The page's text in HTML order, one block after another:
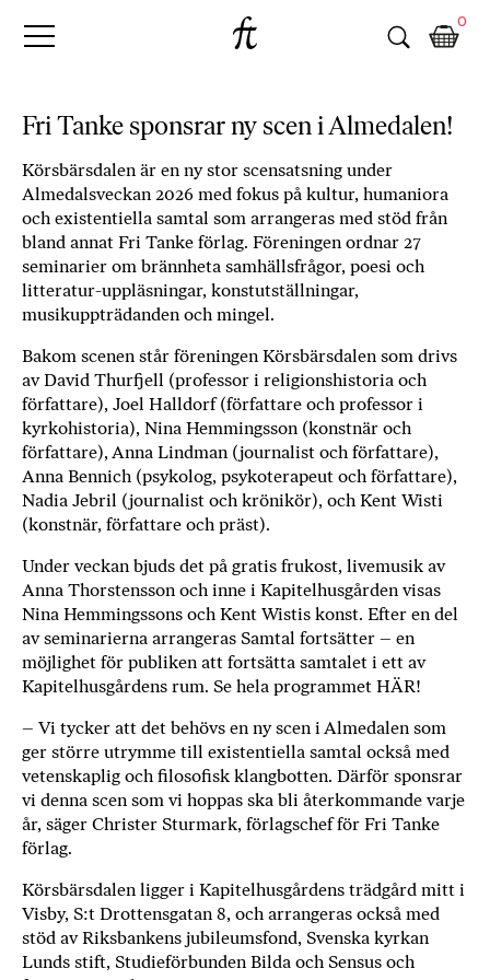
Fri
B
o
n
d
e
l
p
å
n
ä
e
t
,
k
ö
p
b
c
k
e
r
o
n
i
n
h
F
r
i
T
0
Fri Tanke sponsrar ny scen i Almedalen!
Körsbärsdalen är en ny stor scensatsning under
Almedalsveckan 2026 med fokus på kultur, humaniora
och existentiella samtal som arrangeras med stöd från
bland annat Fri Tanke förlag. Föreningen ordnar 27
seminarier om brännheta samhällsfrågor, poesi och
litteratur-uppläsningar, konstutställningar,
musikuppträdanden och mingel.
Bakom scenen står föreningen Körsbärsdalen som drivs
av David Thurfjell (professor i religionshistoria och
författare), Joel Halldorf (författare och professor i
kyrkohistoria), Nina Hemmingsson (konstnär och
författare), Anna Lindman (journalist och författare),
Anna Bennich (psykolog, psykoterapeut och författare),
Nadia Jebril (journalist och krönikör), och Kent Wisti
(konstnär, författare och präst).
Under veckan bjuds det på gratis frukost, livemusik av
Anna Thorstensson och inne i Kapitelhusgården visas
Nina Hemmingssons och Kent Wistis konst. Efter en del
av seminarierna arrangeras Samtal fortsätter – en
möjlighet för publiken att fortsätta samtalet i ett av
Kapitelhusgårdens rum. Se hela programmet HÄR!
– Vi tycker att det behövs en ny scen i Almedalen som
ger större utrymme till existentiella samtal också med
vetenskaplig och filosofisk klangbotten. Därför sponsrar
vi denna scen som vi hoppas ska bli återkommande varje
år, säger Christer Sturmark, förlagschef för Fri Tanke
förlag.
Körsbärsdalen ligger i Kapitelhusgårdens trädgård mitt i
Visby, S:t Drottensgatan 8, och arrangeras också med
stöd av Riksbankens jubileumsfond, Svenska kyrkan
Lunds stift, Studieförbunden Bilda och Sensus och